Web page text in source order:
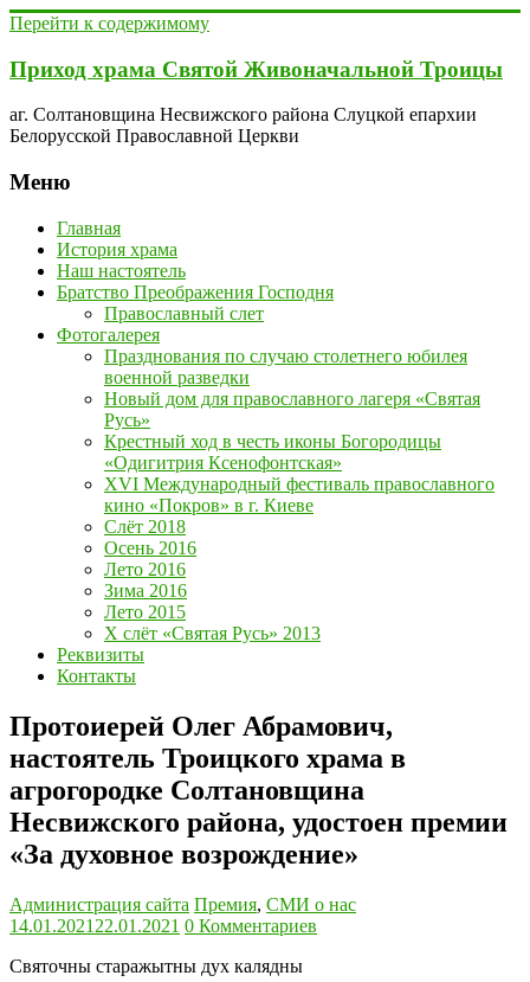
Перейти к содержимому
Приход храма Святой Живоначальной Троицы
аг. Солтановщина Несвижского района Слуцкой епархии
Белорусской Православной Церкви
Меню
Главная
История храма
Наш настоятель
Братство Преображения Господня
Православный слет
Фотогалерея
Празднования по случаю столетнего юбилея
военной разведки
Новый дом для православного лагеря «Святая
Русь»
Крестный ход в честь иконы Богородицы
«Одигитрия Ксенофонтская»
XVI Международный фестиваль православного
кино «Покров» в г. Киеве
Слёт 2018
Осень 2016
Лето 2016
Зима 2016
Лето 2015
Х слёт «Святая Русь» 2013
Реквизиты
Контакты
Протоиерей Олег Абрамович,
настоятель Троицкого храма в
агрогородке Солтановщина
Несвижского района, удостоен премии
«За духовное возрождение»
Администрация сайта Премия, СМИ о нас
14.01.2021 22.01.2021 0 Комментариев
Святочны старажытны дух калядны